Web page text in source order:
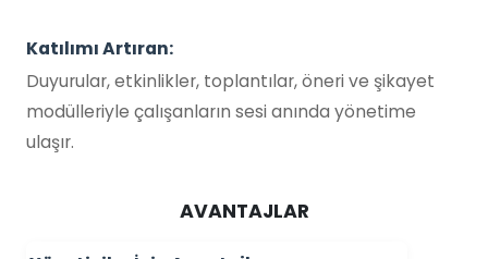
Katılımı Artıran:
Duyurular, etkinlikler, toplantılar, öneri ve şikayet
modülleriyle çalışanların sesi anında yönetime
ulaşır.
AVANTAJLAR